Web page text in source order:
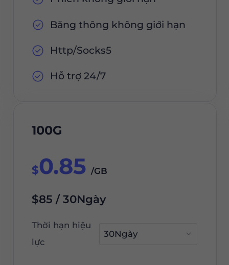
Băng thông không giới hạn
Http/Socks5
Hỗ trợ 24/7
100G
$0.85 /GB
$85 / 30Ngày
Thời hạn hiệu
lực